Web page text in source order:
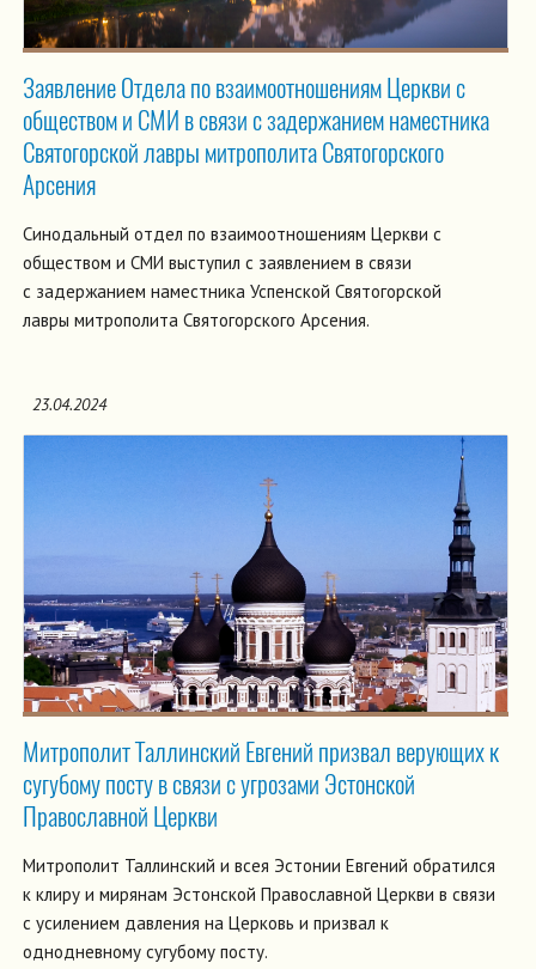
Заявление Отдела по взаимоотношениям Церкви с
обществом и СМИ в связи с задержанием наместника
Святогорской лавры митрополита Святогорского
Арсения
Синодальный отдел по взаимоотношениям Церкви с
обществом и СМИ выступил с заявлением в связи
с задержанием наместника Успенской Святогорской
лавры митрополита Святогорского Арсения.
23.04.2024
Митрополит Таллинский Евгений призвал верующих к
сугубому посту в связи с угрозами Эстонской
Православной Церкви
Митрополит Таллинский и всея Эстонии Евгений обратился
к клиру и мирянам Эстонской Православной Церкви в связи
с усилением давления на Церковь и призвал к
однодневному сугубому посту.